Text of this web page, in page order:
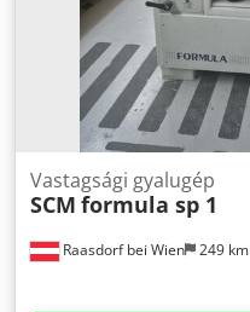
Raasdorf bei Wien 249 km
Vastagsági gyalugép
SCM formula sp 1